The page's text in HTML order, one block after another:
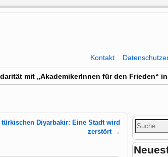
Kontakt
mit „AkademikerInnen für den Frieden“
türkischen Diyarbakir: Eine Stadt wird
zerstört →